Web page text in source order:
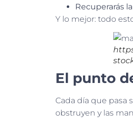
Recuperarás
Y lo mejor: todo
El punto
Cada día que pasa
obstruyen y las